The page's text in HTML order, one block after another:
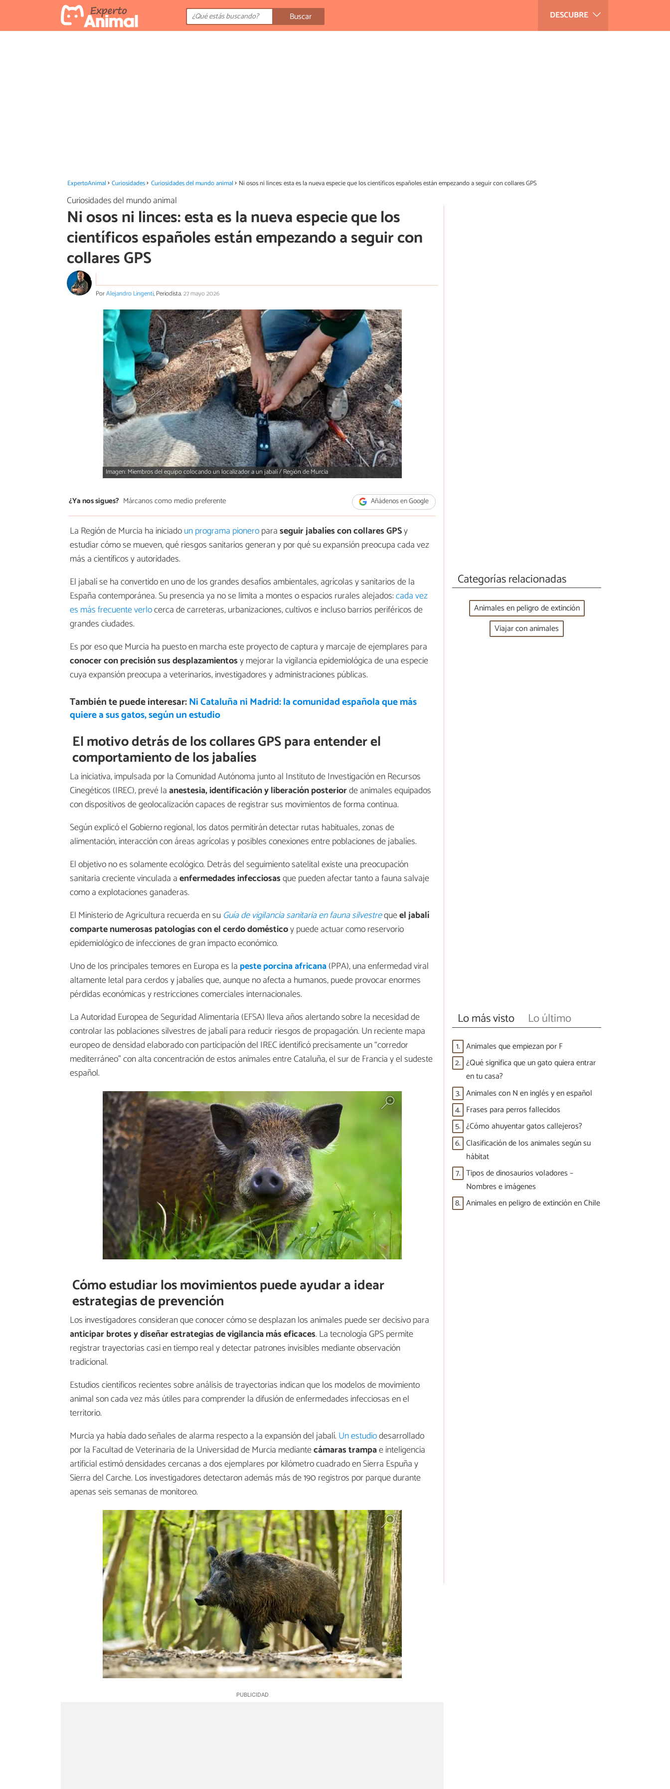
DESCUBRE
Buscar
ExpertoAnimal Curiosidades Curiosidades del mundo animal Ni osos ni linces: esta es la nueva especie que los científicos españoles están empezando a seguir con collares GPS
Curiosidades del mundo animal
Ni osos ni linces: esta es la nueva especie que los
científicos españoles están empezando a seguir con
collares GPS
PorAlejandro Lingenti, Periodista.27 mayo 2026
Imagen: Miembros del equipo colocando un localizador a un jabalí / Región de Murcia
¿Ya nos sigues? Márcanos como medio preferente Añádenos en Google
La Región de Murcia ha iniciadoun programa pioneroparaseguir jabalíes con collares GPSy
estudiar cómo se mueven, qué riesgos sanitarios generan y por qué su expansión preocupa cada vez
más a científicos y autoridades.
El jabalí se ha convertido en uno de los grandes desafíos ambientales, agrícolas y sanitarios de la
España contemporánea. Su presencia ya no se limita a montes o espacios rurales alejados:cada vez
es más frecuente verlocerca de carreteras, urbanizaciones, cultivos e incluso barrios periféricos de
grandes ciudades.
Es por eso que Murcia ha puesto en marcha este proyecto de captura y marcaje de ejemplares para
conocer con precisión sus desplazamientosy mejorar la vigilancia epidemiológica de una especie
cuya expansión preocupa a veterinarios, investigadores y administraciones públicas.
También te puede interesar:Ni Cataluña ni Madrid: la comunidad española que más
quiere a sus gatos, según un estudio
El motivo detrás de los collares GPS para entender el
comportamiento de los jabalíes
La iniciativa, impulsada por la Comunidad Autónoma junto al Instituto de Investigación en Recursos
Cinegéticos (IREC), prevé laanestesia, identificación y liberación posteriorde animales equipados
con dispositivos de geolocalización capaces de registrar sus movimientos de forma continua.
Según explicó el Gobierno regional, los datos permitirán detectar rutas habituales, zonas de
alimentación, interacción con áreas agrícolas y posibles conexiones entre poblaciones de jabalíes.
El objetivo no es solamente ecológico. Detrás del seguimiento satelital existe una preocupación
sanitaria creciente vinculada aenfermedades infecciosasque pueden afectar tanto a fauna salvaje
como a explotaciones ganaderas.
El Ministerio de Agricultura recuerda en su Guía de vigilancia sanitaria en fauna silvestrequeel jabalí
comparte numerosas patologías con el cerdo domésticoy puede actuar como reservorio
epidemiológico de infecciones de gran impacto económico.
Uno de los principales temores en Europa es la peste porcina africana(PPA), una enfermedad viral
altamente letal para cerdos y jabalíes que, aunque no afecta a humanos, puede provocar enormes
pérdidas económicas y restricciones comerciales internacionales.
La Autoridad Europea de Seguridad Alimentaria (EFSA) lleva años alertando sobre la necesidad de
controlar las poblaciones silvestres de jabalí para reducir riesgos de propagación. Un reciente mapa
europeo de densidad elaborado con participación del IREC identificó precisamente un “corredor
mediterráneo” con alta concentración de estos animales entre Cataluña, el sur de Francia y el sudeste
español.
Cómo estudiar los movimientos puede ayudar a idear
estrategias de prevención
Los investigadores consideran que conocer cómo se desplazan los animales puede ser decisivo para
anticipar brotes y diseñar estrategias de vigilancia más eficaces. La tecnología GPS permite
registrar trayectorias casi en tiempo real y detectar patrones invisibles mediante observación
tradicional.
Estudios científicos recientes sobre análisis de trayectorias indican que los modelos de movimiento
animal son cada vez más útiles para comprender la difusión de enfermedades infecciosas en el
territorio.
Murcia ya había dado señales de alarma respecto a la expansión del jabalí. Un estudiodesarrollado
por la Facultad de Veterinaria de la Universidad de Murcia mediantecámaras trampae inteligencia
artificial estimó densidades cercanas a dos ejemplares por kilómetro cuadrado en Sierra Espuña y
Sierra del Carche. Los investigadores detectaron además más de 190 registros por parque durante
apenas seis semanas de monitoreo.
Categorías relacionadas
Animales en peligro de extinción
Viajar con animales
Lo más visto Lo último
1. Animales que empiezan por F
2. ¿Qué significa que un gato quiera entrar
en tu casa?
3. Animales con N en inglés y en español
4. Frases para perros fallecidos
5. ¿Cómo ahuyentar gatos callejeros?
6. Clasificación de los animales según su
hábitat
7. Tipos de dinosaurios voladores –
Nombres e imágenes
8. Animales en peligro de extinción en Chile